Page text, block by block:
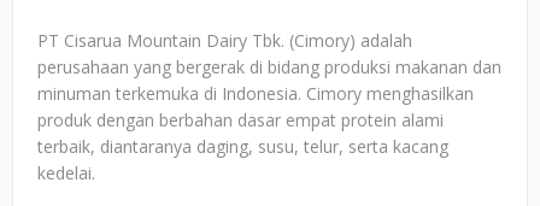
PT Cisarua Mountain Dairy Tbk. (Cimory) adalah
perusahaan yang bergerak di bidang produksi makanan dan
minuman terkemuka di Indonesia. Cimory menghasilkan
produk dengan berbahan dasar empat protein alami
terbaik, diantaranya daging, susu, telur, serta kacang
kedelai.